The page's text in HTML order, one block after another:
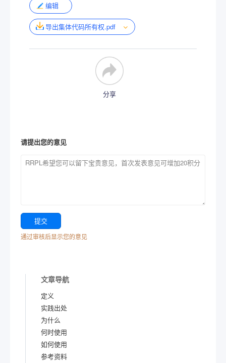
编辑
导出集体代码所有权.pdf
分享
请提出您的意见
通过审核后显示您的意见
文章导航
定义
实践出处
为什么
何时使用
如何使用
参考资料